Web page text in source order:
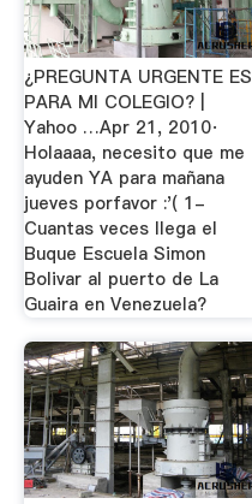
¿PREGUNTA URGENTE ES
PARA MI COLEGIO? |
Yahoo …Apr 21, 2010·
Holaaaa, necesito que me
ayuden YA para mañana
jueves porfavor :'( 1-
Cuantas veces llega el
Buque Escuela Simon
Bolivar al puerto de La
Guaira en Venezuela?